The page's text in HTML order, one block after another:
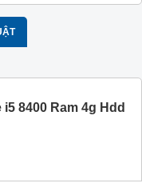
8400 Ram 4g Hdd